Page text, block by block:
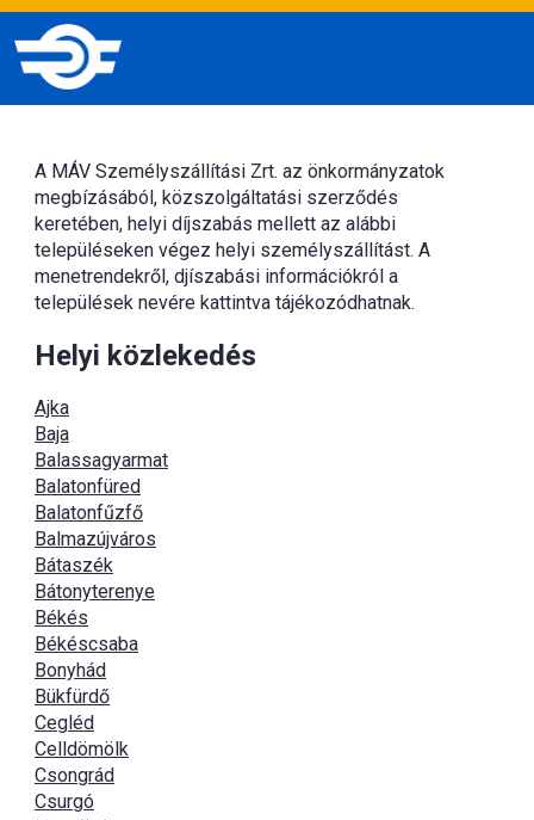
A MÁV Személyszállítási Zrt. az önkormányzatok
megbízásából, közszolgáltatási szerződés
keretében, helyi díjszabás mellett az alábbi
településeken végez helyi személyszállítást. A
menetrendekről, djíszabási információkról a
települések nevére kattintva tájékozódhatnak.
Helyi közlekedés
Ajka
Baja
Balassagyarmat
Balatonfüred
Balatonfűzfő
Balmazújváros
Bátaszék
Bátonyterenye
Békés
Békéscsaba
Bonyhád
Bükfürdő
Cegléd
Celldömölk
Csongrád
Csurgó